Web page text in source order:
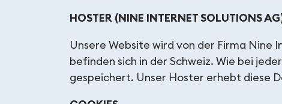
HOSTER (NINE INTERNET SOLUTIONS
Unsere Website wird von der Firma Nine
befinden sich in der Schweiz. Wie bei
gespeichert. Unser Hoster erhebt diese